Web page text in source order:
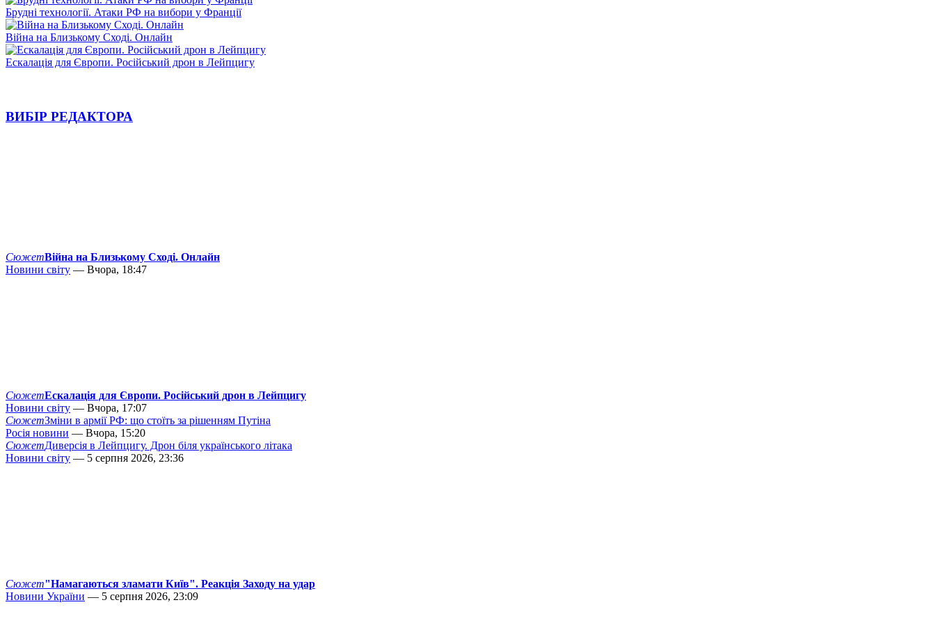
Брудні технології. Атаки РФ на вибори у Франції
Війна на Близькому Сході. Онлайн
Ескалація для Європи. Російський дрон в Лейпцигу
ВИБІР РЕДАКТОРА
СюжетВійна на Близькому Сході. Онлайн
Новини світу — Вчора, 18:47
СюжетЕскалація для Європи. Російський дрон в Лейпцигу
Новини світу — Вчора, 17:07
СюжетЗміни в армії РФ: що стоїть за рішенням Путіна
Росія новини — Вчора, 15:20
СюжетДиверсія в Лейпцигу. Дрон біля українського літака
Новини світу — 5 серпня 2026, 23:36
Сюжет"Намагаються зламати Київ". Реакція Заходу на удар
Новини України — 5 серпня 2026, 23:09